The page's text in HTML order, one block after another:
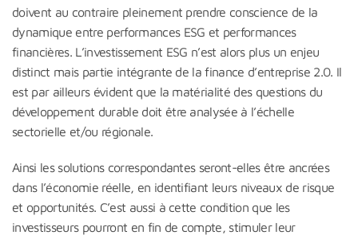
doivent au contraire pleinement prendre conscience de la
dynamique entre performances ESG et performances
financières. L’investissement ESG n’est alors plus un enjeu
distinct mais partie intégrante de la finance d’entreprise 2.0. Il
est par ailleurs évident que la matérialité des questions du
développement durable doit être analysée à l’échelle
sectorielle et/ou régionale.
Ainsi les solutions correspondantes seront-elles être ancrées
dans l’économie réelle, en identifiant leurs niveaux de risque
et opportunités. C’est aussi à cette condition que les
investisseurs pourront en fin de compte, stimuler leur